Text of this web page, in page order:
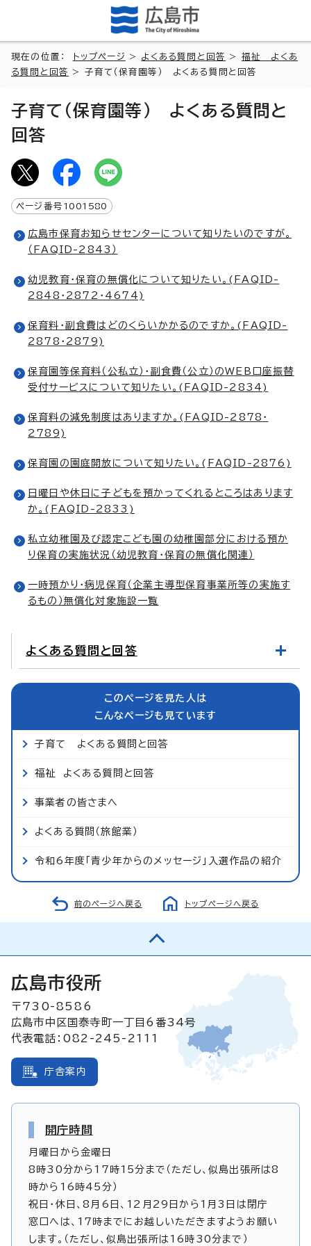
現在の位置： トップページ > よくある質問と回答 > 福祉 よくあ
る質問と回答
> 子育て（保育園等） よくある質問と回答
子育て（保育園等） よくある質問と
回答
ページ番号 1001580
広島市保育お知らせセンターについて知りたいのですが。
（FAQID-2843）
幼児教育・保育の無償化について知りたい。(FAQID-
2848・2872・4674)
保育料・副食費はどのくらいかかるのですか。(FAQID-
2878・2879)
保育園等保育料（公私立）・副食費（公立）のWEB口座振替
受付サービスについて知りたい。(FAQID-2834)
保育料の減免制度はありますか。(FAQID-2878・
2789)
保育園の園庭開放について知りたい。(FAQID-2876)
日曜日や休日に子どもを預かってくれるところはあります
か。(FAQID-2833)
私立幼稚園及び認定こども園の幼稚園部分における預か
り保育の実施状況（幼児教育・保育の無償化関連）
一時預かり・病児保育（企業主導型保育事業所等の実施す
るもの）無償化対象施設一覧
よくある質問と回答
このページを見た人は
こんなページも見ています
子育て よくある質問と回答
福祉 よくある質問と回答
事業者の皆さまへ
よくある質問（旅館業）
令和6年度「青少年からのメッセージ」入選作品の紹介
前のページへ戻る トップページへ戻る
広島市役所
〒730-8586
広島市中区国泰寺町一丁目6番34号
代表電話：082-245-2111
庁舎案内
開庁時間
月曜日から金曜日
8時30分から17時15分まで（ただし、似島出張所は8
時から16時45分）
祝日・休日、8月6日、12月29日から1月3日は閉庁
窓口へは、17時までにお越しいただきますようお願い
します。（ただし、似島出張所は16時30分まで）